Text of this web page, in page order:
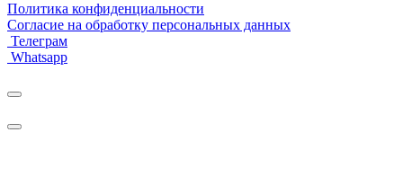
Политика конфиденциальности
Согласие на обработку персональных данных
Телеграм
Whatsapp